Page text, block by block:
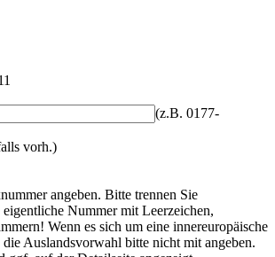
(z.B. 0177-
vorh.)
angeben. Bitte trennen Sie
Nummer mit Leerzeichen,
Wenn es sich um eine innereuropäische
Auslandsvorwahl bitte nicht mit angeben.